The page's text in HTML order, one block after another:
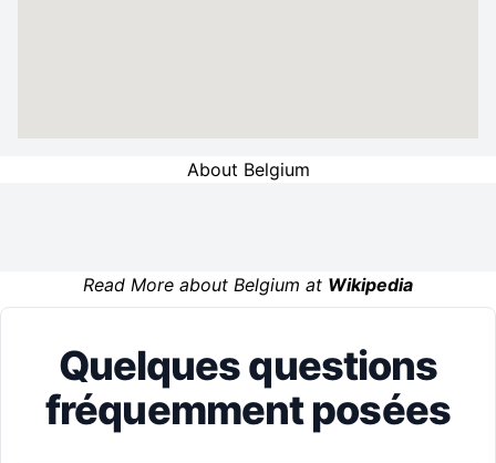
About Belgium
Read More about Belgium at Wikipedia
Quelques questions
fréquemment posées